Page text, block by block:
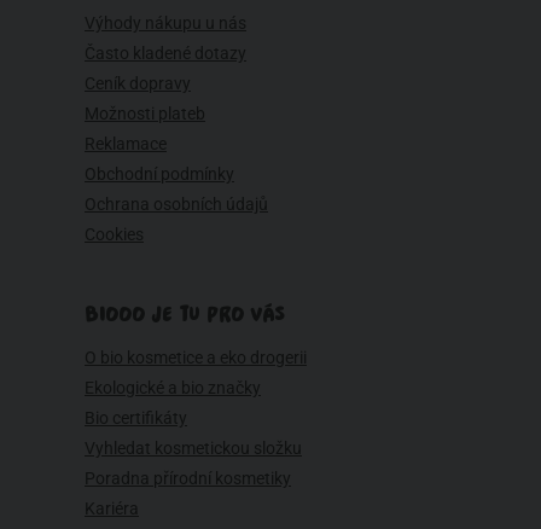
Výhody nákupu u nás
Často kladené dotazy
Ceník dopravy
Možnosti plateb
Reklamace
Obchodní podmínky
Ochrana osobních údajů
Cookies
BIOOO JE TU PRO VÁS
O bio kosmetice a eko drogerii
Ekologické a bio značky
Bio certifikáty
Vyhledat kosmetickou složku
Poradna přírodní kosmetiky
Kariéra